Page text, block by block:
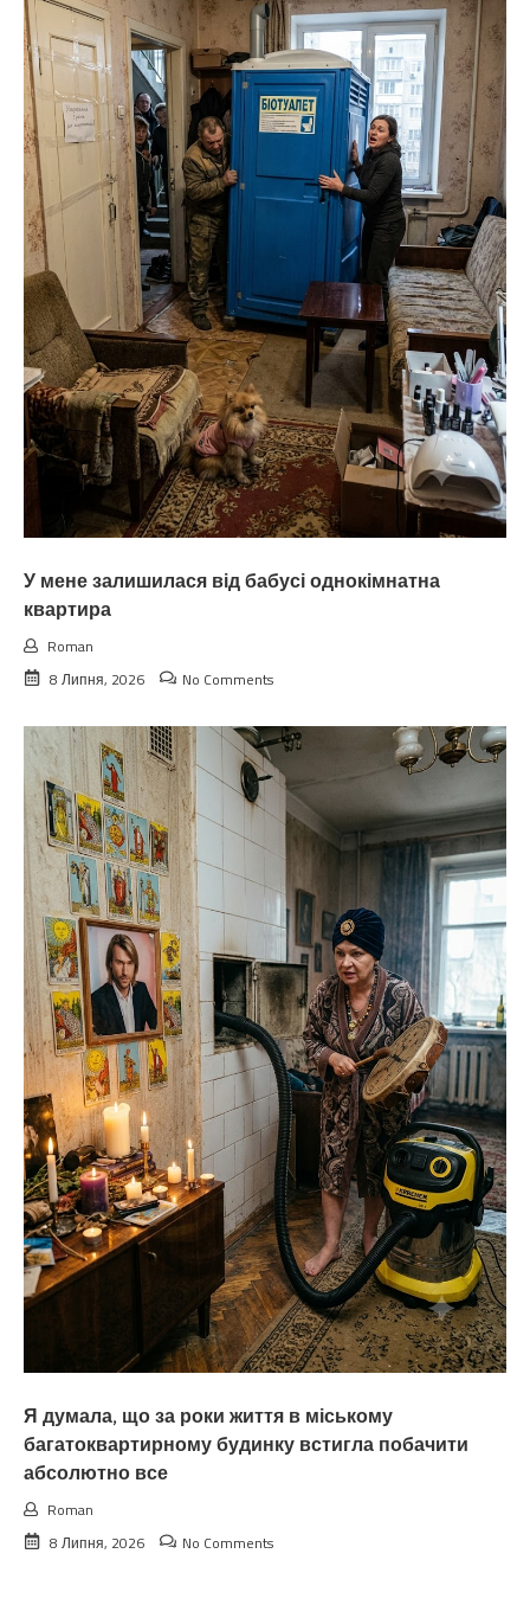
У мене залишилася від бабусі однокімнатна
квартира
Roman
8 Липня, 2026
No Comments
Я думала, що за роки життя в міському
багатоквартирному будинку встигла побачити
абсолютно все
Roman
8 Липня, 2026
No Comments